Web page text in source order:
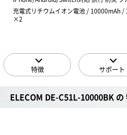
充電式リチウムイオン電池 / 10000mAh /
×2
特徴 サポート
ELECOM DE-C51L-10000BK の